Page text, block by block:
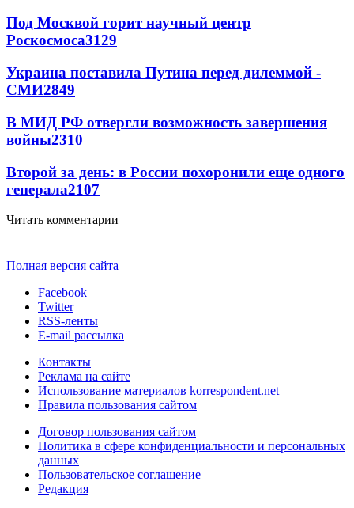
Под Москвой горит научный центр
Роскосмоса3129
Украина поставила Путина перед дилеммой -
СМИ2849
В МИД РФ отвергли возможность завершения
войны2310
Второй за день: в России похоронили еще одного
генерала2107
Читать комментарии
Полная версия сайта
Facebook
Twitter
RSS-ленты
E-mail рассылка
Контакты
Реклама на сайте
Использование материалов korrespondent.net
Правила пользования сайтом
Договор пользования сайтом
Политика в сфере конфиденциальности и персональных
данных
Пользовательское соглашение
Редакция